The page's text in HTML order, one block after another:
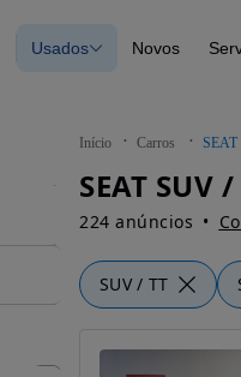
Novos
Usados Novos
Início Carros SEAT
SEAT SUV
224 anúncios
SUV / TT